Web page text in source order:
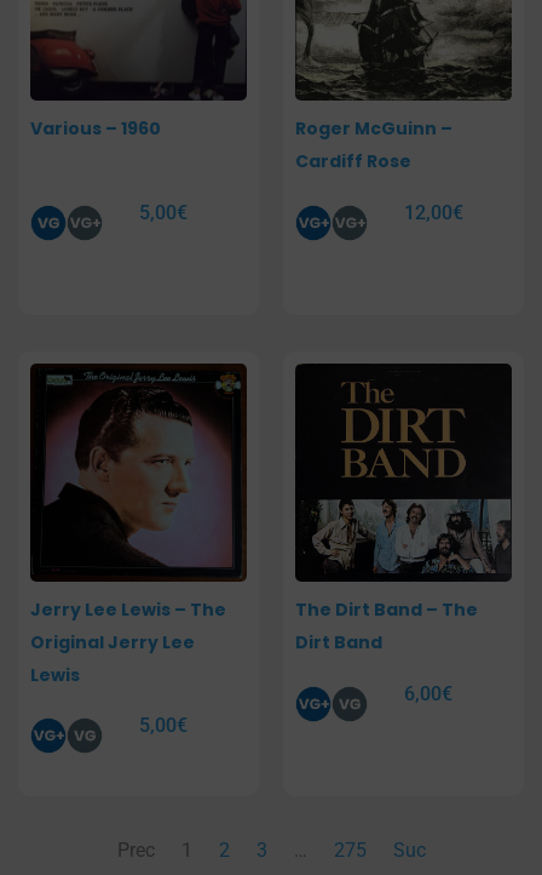
Various – 1960
5,00€
Roger McGuinn –
Cardiff Rose
12,00€
Jerry Lee Lewis – The
Original Jerry Lee
Lewis
5,00€
The Dirt Band – The
Dirt Band
6,00€
Prec 1 2 3 … 275 Suc